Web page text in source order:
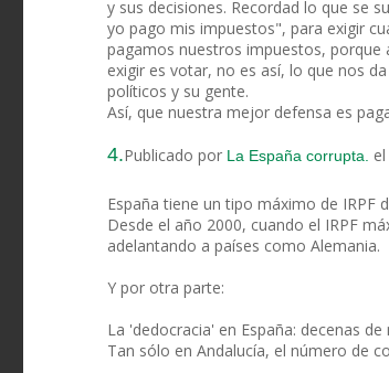
y sus decisiones. Recordad lo que se
yo pago mis impuestos", para exigir
pagamos nuestros impuestos, porque
exigir es votar, no es así, lo que nos
políticos y su gente.
Así, que nuestra mejor defensa es
4.Publicado por La España corrupta.
España tiene un tipo máximo de IRPF
Desde el año 2000, cuando el IRPF
adelantando a países como Alemania.
Y por otra parte:
La 'dedocracia' en España: decenas
Tan sólo en Andalucía, el número de